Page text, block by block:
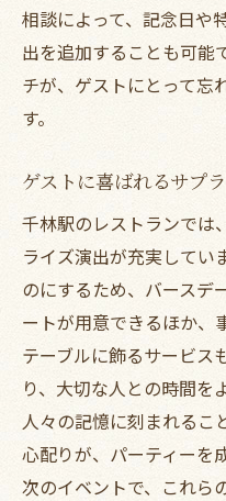
相談によって、記念日や
出を追加することも可能
チが、ゲストにとって忘
す。
ゲストに喜ばれるサプ
千林駅のレストランでは
ライズ演出が充実してい
のにするため、バースデ
ートが用意できるほか、
テーブルに飾るサービス
り、大切な人との時間を
人々の記憶に刻まれるこ
心配りが、パーティーを
次のイベントで、これら